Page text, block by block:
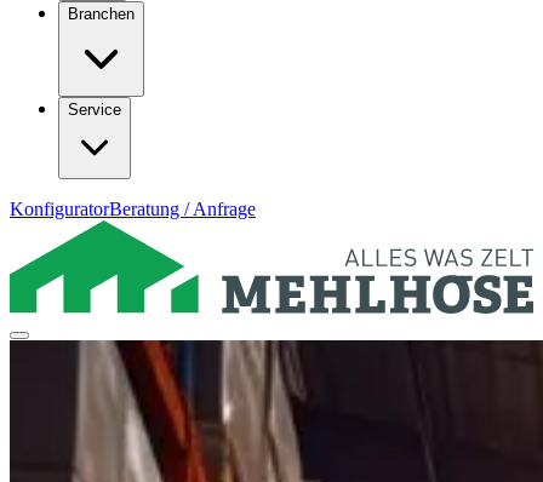
Branchen
Service
KonfiguratorBeratung / Anfrage